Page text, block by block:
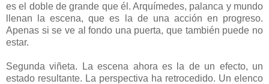
es el doble de grande que él. Arquímedes, palanca y mundo
llenan la escena, que es la de una acción en progreso.
Apenas si se ve al fondo una puerta, que también puede no
estar.
Segunda viñeta. La escena ahora es la de un efecto, un
estado resultante. La perspectiva ha retrocedido. Un elenco